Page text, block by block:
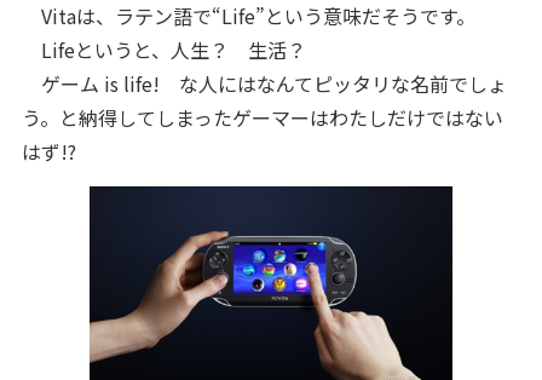
Vitaは、ラテン語で“Life”という意味だそうです。
Lifeというと、人生？ 生活？
ゲーム is life! な人にはなんてピッタリな名前でしょ
う。と納得してしまったゲーマーはわたしだけではない
はず!?